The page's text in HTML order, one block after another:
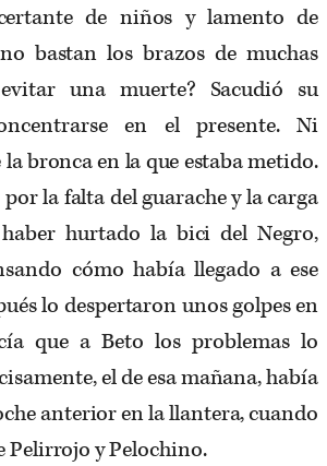
de niños y lamento de
bastan los brazos de muchas
una muerte? Sacudió su
en el presente. Ni
bronca en la que estaba metido.
la falta del guarache y la carga
hurtado la bici del Negro,
cómo había llegado a ese
lo despertaron unos golpes en
que a Beto los problemas lo
el de esa mañana, había
anterior en la llantera, cuando
Pelirrojo y Pelochino.